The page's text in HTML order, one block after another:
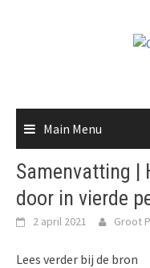
Main Menu
Samenvatting |
door in vierde
2 april 2021 Groot
Lees verder bij de bron